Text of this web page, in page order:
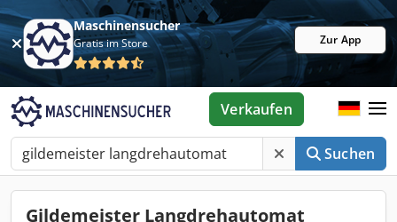
Maschinensucher
Gratis im Store Zur App
Suchen
Verkaufen
Gildemeister Langdrehautomat